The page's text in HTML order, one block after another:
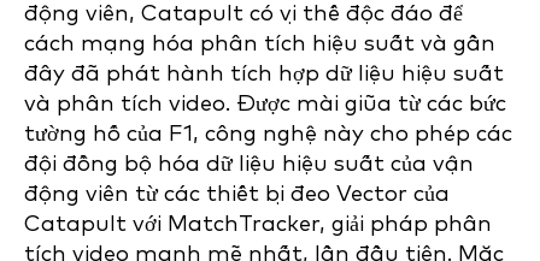
động viên, Catapult có vị thế độc đáo để
cách mạng hóa phân tích hiệu suất và gần
đây đã phát hành tích hợp dữ liệu hiệu suất
và phân tích video. Được mài giũa từ các bức
tường hố của F1, công nghệ này cho phép các
đội đồng bộ hóa dữ liệu hiệu suất của vận
động viên từ các thiết bị đeo Vector của
Catapult với MatchTracker, giải pháp phân
tích video mạnh mẽ nhất, lần đầu tiên. Mặc